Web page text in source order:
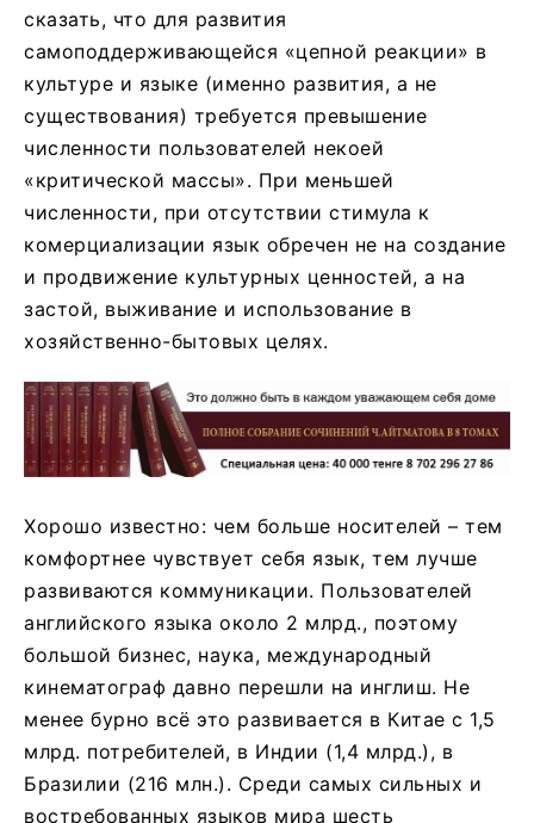
сказать, что для развития
самоподдерживающейся «цепной реакции» в
культуре и языке (именно развития, а не
существования) требуется превышение
численности пользователей некоей
«критической массы». При меньшей
численности, при отсутствии стимула к
комерциализации язык обречен не на создание
и продвижение культурных ценностей, а на
застой, выживание и использование в
хозяйственно-бытовых целях.
Хорошо известно: чем больше носителей – тем
комфортнее чувствует себя язык, тем лучше
развиваются коммуникации. Пользователей
английского языка около 2 млрд., поэтому
большой бизнес, наука, международный
кинематограф давно перешли на инглиш. Не
менее бурно всё это развивается в Китае с 1,5
млрд. потребителей, в Индии (1,4 млрд.), в
Бразилии (216 млн.). Среди самых сильных и
востребованных языков мира шесть